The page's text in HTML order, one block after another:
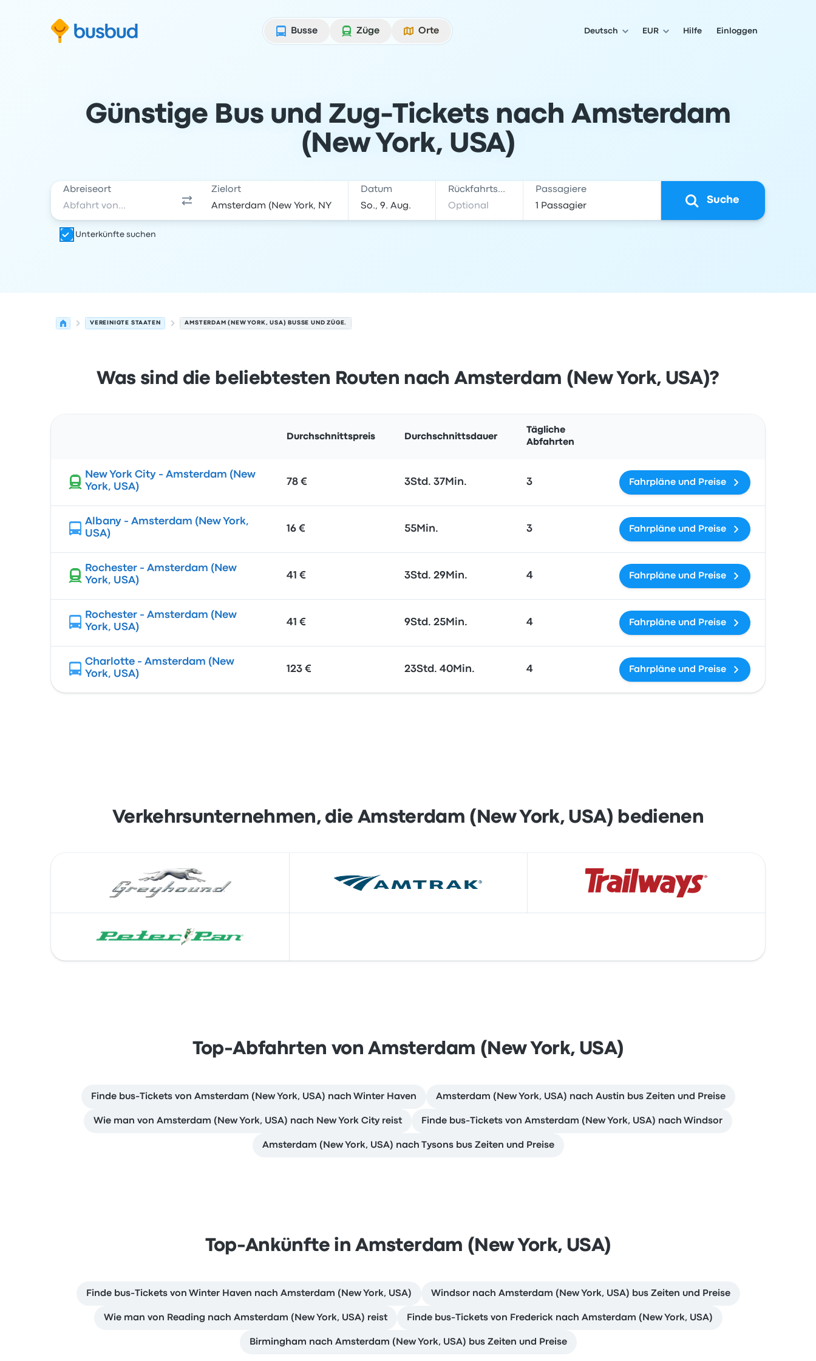
Busse
Züge Orte Deutsch EUR Hilfe Einloggen
Günstige Bus und Zug-Tickets nach Amsterdam
(New York, USA)
Abreiseort Zielort Datum Rückfahrtsdatum Passagiere
Suche
Unterkünfte suchen
VEREINIGTE STAATEN AMSTERDAM (NEW YORK, USA) BUSSE UND ZÜGE.
Was sind die beliebtesten Routen nach Amsterdam (New York, USA)?
Durchschnittspreis Durchschnittsdauer
Tägliche
Abfahrten
New York City - Amsterdam (New
York, USA)
78 € 3Std. 37Min. 3 Fahrpläne und Preise
Albany - Amsterdam (New York,
USA)
16 € 55Min. 3 Fahrpläne und Preise
Rochester - Amsterdam (New
York, USA)
41 € 3Std. 29Min. 4 Fahrpläne und Preise
Rochester - Amsterdam (New
York, USA)
41 € 9Std. 25Min. 4 Fahrpläne und Preise
Charlotte - Amsterdam (New
York, USA)
123 € 23Std. 40Min. 4 Fahrpläne und Preise
Verkehrsunternehmen, die Amsterdam (New York, USA) bedienen
Top-Abfahrten von Amsterdam (New York, USA)
Finde bus-Tickets von Amsterdam (New York, USA) nach Winter Haven Amsterdam (New York, USA) nach Austin bus Zeiten und Preise
Wie man von Amsterdam (New York, USA) nach New York City reist Finde bus-Tickets von Amsterdam (New York, USA) nach Windsor
Amsterdam (New York, USA) nach Tysons bus Zeiten und Preise
Top-Ankünfte in Amsterdam (New York, USA)
Finde bus-Tickets von Winter Haven nach Amsterdam (New York, USA) Windsor nach Amsterdam (New York, USA) bus Zeiten und Preise
Wie man von Reading nach Amsterdam (New York, USA) reist Finde bus-Tickets von Frederick nach Amsterdam (New York, USA)
Birmingham nach Amsterdam (New York, USA) bus Zeiten und Preise